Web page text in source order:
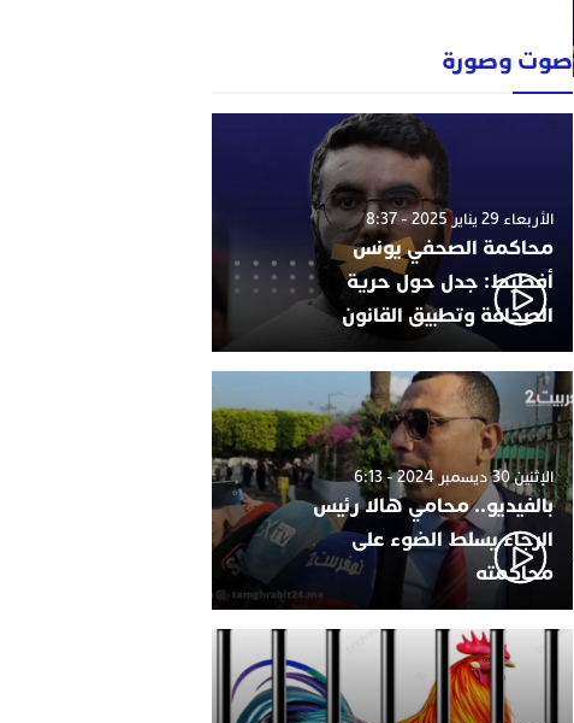
صوت وصورة
الأربعاء 29 يناير 2025 - 8:37
محاكمة الصحفي يونس
أفطيط: جدل حول حرية
الصحافة وتطبيق القانون
الإثنين 30 ديسمبر 2024 - 6:13
بالفيديو.. محامي هالا رئيس
الرجاء يسلط الضوء على
محاكمته